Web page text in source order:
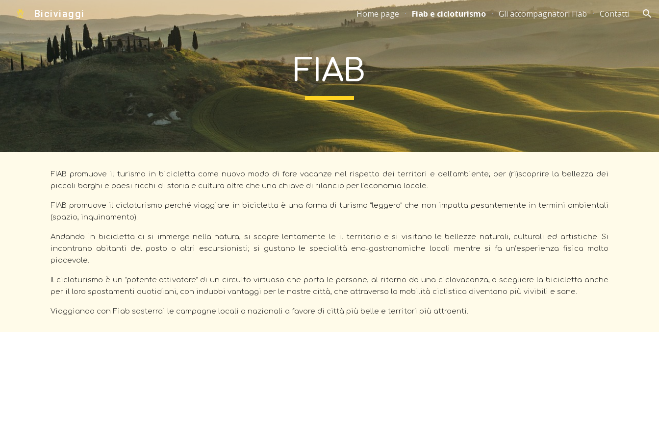
Skip to main content Skip to navigation
Biciviaggi Home page Fiab e cicloturismo Gli accompagnatori Fiab Contatti
FIAB
FIAB promuove il turismo in bicicletta come nuovo modo di fare vacanze nel rispetto dei territori e dell’ambiente; per (ri)scoprire la bellezza dei
piccoli borghi e paesi ricchi di storia e cultura oltre che una chiave di rilancio per l’economia locale.
FIAB promuove il cicloturismo perché viaggiare in bicicletta è una forma di turismo “leggero” che non impatta pesantemente in termini ambientali
(spazio, inquinamento).
Andando in bicicletta ci si immerge nella natura, si scopre lentamente le il territorio e si visitano le bellezze naturali, culturali ed artistiche. Si
incontrano abitanti del posto o altri escursionisti; si gustano le specialità eno-gastronomiche locali mentre si fa un’esperienza fisica molto
piacevole.
Il cicloturismo è un “potente attivatore” di un circuito virtuoso che porta le persone, al ritorno da una ciclovacanza, a scegliere la bicicletta anche
per il loro spostamenti quotidiani, con indubbi vantaggi per le nostre città, che attraverso la mobilità ciclistica diventano più vivibili e sane.
Viaggiando con Fiab sosterrai le campagne locali a nazionali a favore di città più belle e territori più attraenti.